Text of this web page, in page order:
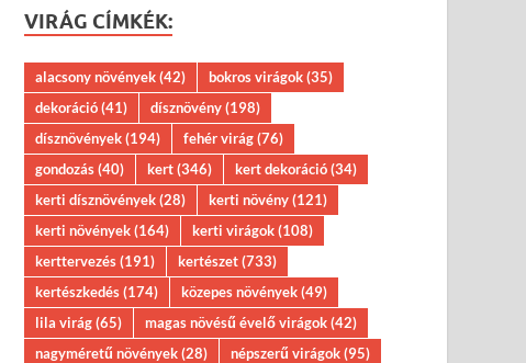
VIRÁG CÍMKÉK:
alacsony növények(42) bokros virágok(35)
dekoráció(41) dísznövény(198)
dísznövények(194) fehér virág(76)
gondozás(40) kert(346) kert dekoráció(34)
kerti dísznövények(28) kerti növény(121)
kerti növények(164) kerti virágok(108)
kerttervezés(191) kertészet(733)
kertészkedés(174) közepes növények(49)
lila virág(65) magas növésű évelő virágok(42)
nagyméretű növények(28) népszerű virágok(95)